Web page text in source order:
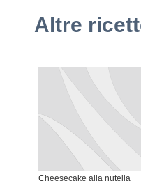
Altre
Cheesecake alla nutella